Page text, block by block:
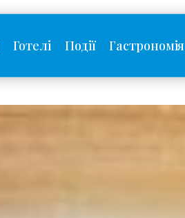
Готелі Події Гастрономія